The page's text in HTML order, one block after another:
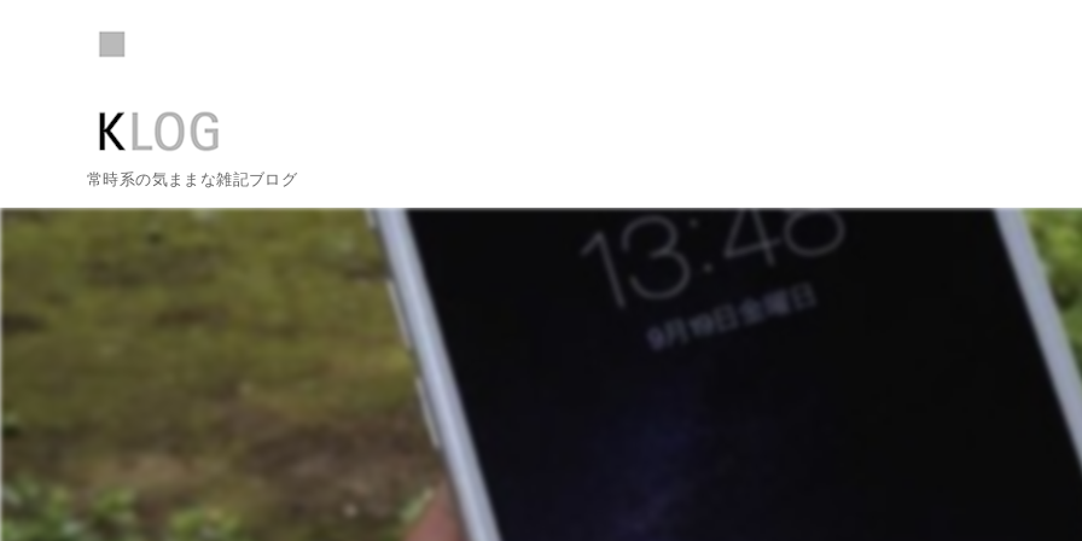
常時系の気ままな雑記ブログ